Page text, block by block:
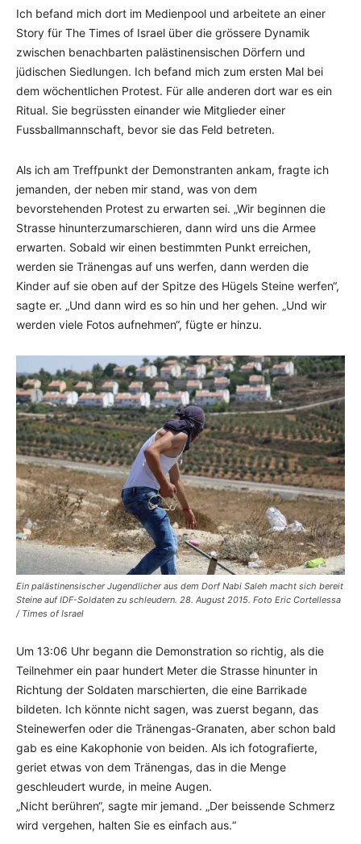
Ich befand mich dort im Medienpool und arbeitete an einer
Story für The Times of Israel über die grössere Dynamik
zwischen benachbarten palästinensischen Dörfern und
jüdischen Siedlungen. Ich befand mich zum ersten Mal bei
dem wöchentlichen Protest. Für alle anderen dort war es ein
Ritual. Sie begrüssten einander wie Mitglieder einer
Fussballmannschaft, bevor sie das Feld betreten.
Als ich am Treffpunkt der Demonstranten ankam, fragte ich
jemanden, der neben mir stand, was von dem
bevorstehenden Protest zu erwarten sei. „Wir beginnen die
Strasse hinunterzumarschieren, dann wird uns die Armee
erwarten. Sobald wir einen bestimmten Punkt erreichen,
werden sie Tränengas auf uns werfen, dann werden die
Kinder auf sie oben auf der Spitze des Hügels Steine werfen“,
sagte er. „Und dann wird es so hin und her gehen. „Und wir
werden viele Fotos aufnehmen“, fügte er hinzu.
Ein palästinensischer Jugendlicher aus dem Dorf Nabi Saleh macht sich bereit
Steine auf IDF-Soldaten zu schleudern. 28. August 2015. Foto Eric Cortellessa
/ Times of Israel
Um 13:06 Uhr begann die Demonstration so richtig, als die
Teilnehmer ein paar hundert Meter die Strasse hinunter in
Richtung der Soldaten marschierten, die eine Barrikade
bildeten. Ich könnte nicht sagen, was zuerst begann, das
Steinewerfen oder die Tränengas-Granaten, aber schon bald
gab es eine Kakophonie von beiden. Als ich fotografierte,
geriet etwas von dem Tränengas, das in die Menge
geschleudert wurde, in meine Augen.
„Nicht berühren“, sagte mir jemand. „Der beissende Schmerz
wird vergehen, halten Sie es einfach aus.“